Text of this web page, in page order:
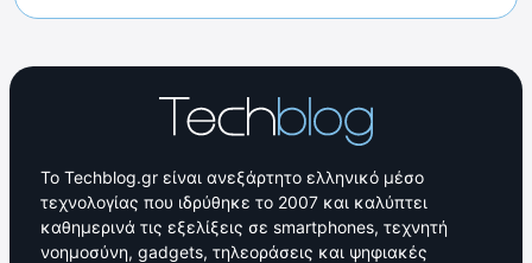
Το Techblog.gr είναι ανεξάρτητο ελληνικό μέσο
τεχνολογίας που ιδρύθηκε το 2007 και καλύπτει
καθημερινά τις εξελίξεις σε smartphones, τεχνητή
νοημοσύνη, gadgets, τηλεοράσεις και ψηφιακές